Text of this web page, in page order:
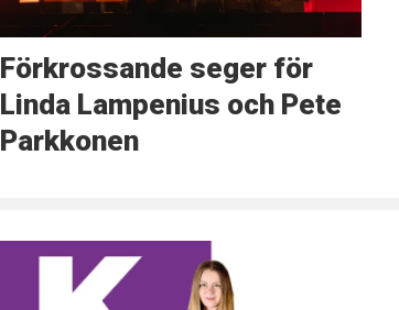
Förkrossande seger för
Linda Lampenius och Pete
Parkkonen